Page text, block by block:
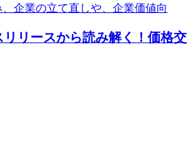
企業の立て直しや、企業価値向
リースから読み解く！価格交